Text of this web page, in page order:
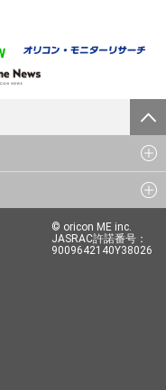
© oricon ME inc.
JASRAC許諾番号：
9009642140Y38026